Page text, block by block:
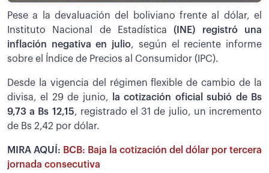
Pese a la devaluación del boliviano frente al dólar, el
Instituto Nacional de Estadística(INE) registró una
inflación negativa en julio, según el reciente informe
sobre el Índice de Precios al Consumidor (IPC).
Desde la vigencia del régimen flexible de cambio de la
divisa, el 29 de junio,
la cotización oficial subió de Bs
9,73 a Bs 12,15, registrado el 31 de julio, un incremento
de Bs 2,42 por dólar.
MIRA AQUÍ: BCB: Baja la cotización del dólar por tercera
jornada consecutiva